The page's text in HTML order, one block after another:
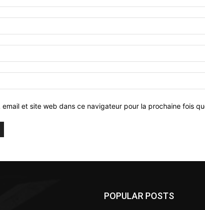
email et site web dans ce navigateur pour la prochaine fois
POPULAR POSTS